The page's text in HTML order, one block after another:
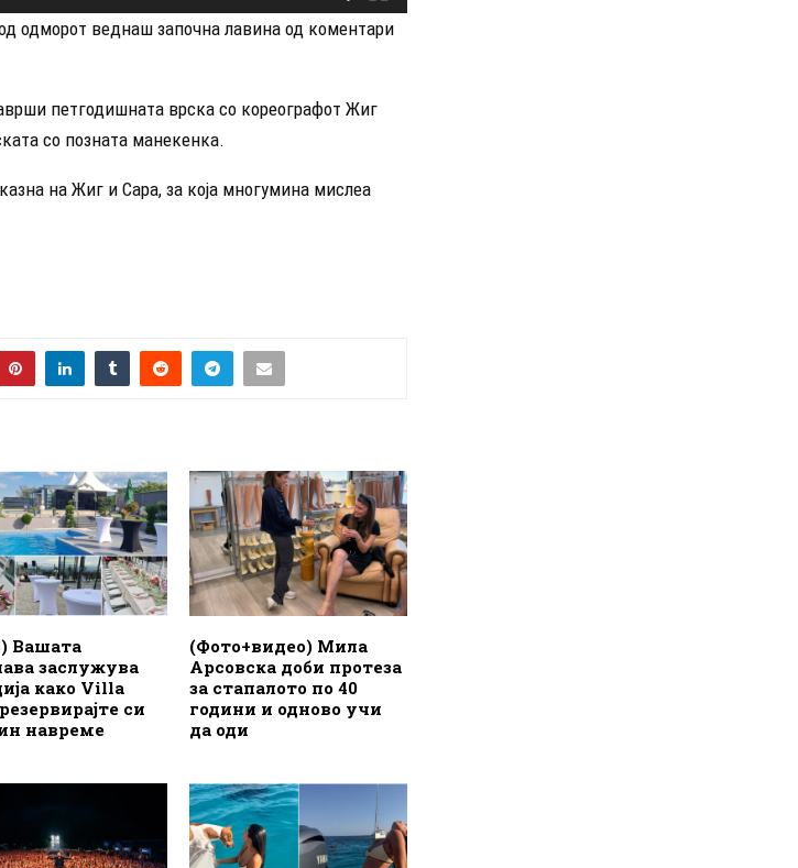
одморот веднаш започна лавина од коментари
петгодишната врска со кореографот Жиг
со позната манекенка.
на Жиг и Сара, за која многумина мислеа
Вашата
заслужува
како Villa
си
навреме
(Фото+видео) Мила
Арсовска доби протеза
за стапалото по 40
години и одново учи
да оди